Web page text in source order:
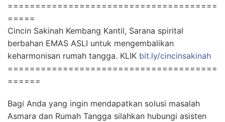
======================================
=====
Cincin Sakinah Kembang Kantil, Sarana spirital
berbahan EMAS ASLI untuk mengembalikan
keharmonisan rumah tangga. KLIK bit.ly/cincinsakinah
======================================
======
Bagi Anda yang ingin mendapatkan solusi masalah
Asmara dan Rumah Tangga silahkan hubungi asisten